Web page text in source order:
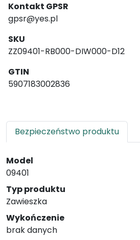
Kontakt GPSR
gpsr@yes.pl
SKU
ZZ09401-RB000-DIW000-D12
GTIN
5907183002836
Bezpieczeństwo produktu
Model
09401
Typ produktu
Zawieszka
Wykończenie
brak danych